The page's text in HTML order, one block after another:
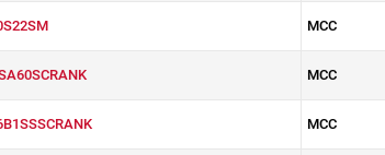
MCC
MCC
MCC